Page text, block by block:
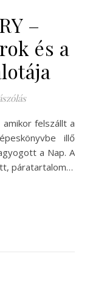
–
és a
illő
a Nap. A
páratartalom…